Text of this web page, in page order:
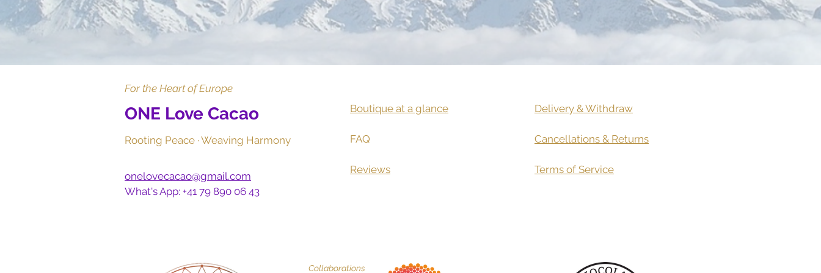
For the Heart of Europe
ONE Love Cacao
Rooting Peace · Weaving Harmony​
onelovecacao@gmail.com
What's App: +41 79 890 06 43
Boutique at a glance
FAQ
Reviews
Delivery & Withdraw
Cancellations & Returns
Terms of Service
Collaborations